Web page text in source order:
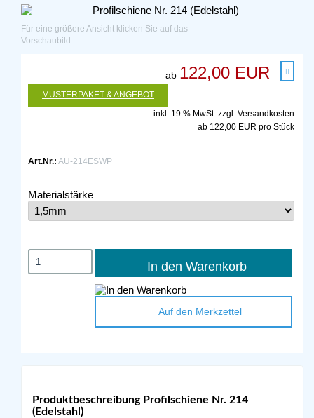
Für eine größere Ansicht klicken Sie auf das
Vorschaubild
ab 122,00 EUR
MUSTERPAKET & ANGEBOT
inkl. 19 % MwSt. zzgl. Versandkosten
ab 122,00 EUR pro Stück
Art.Nr.: AU-214ESWP
Materialstärke
In den Warenkorb
Auf den Merkzettel
Produktbeschreibung Profilschiene Nr. 214
(Edelstahl)